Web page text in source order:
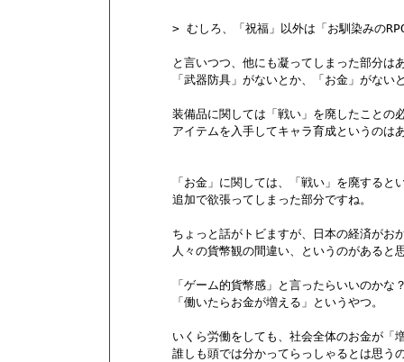
> むしろ、「祝福」以外は「お馴染みの
と言いつつ、他にも凝ってしまった部分は
「武器防具」がないとか、「お金」がない
装備品に関しては「戦い」を廃したことの
アイテムを入手してキャラ育成というのは
「お金」に関しては、「戦い」を廃すると
        追加で欲張ってしまった部分ですね。
ちょっと話がトビますが、日本の経済がお
人々の貨幣観の間違い、というのがあると
「ゲーム的貨幣感」と言ったらいいのかな
        「働いたらお金が増える」というやつ。
いくら労働をしても、社会全体のお金が「
誰しも頭では分かってらっしゃると